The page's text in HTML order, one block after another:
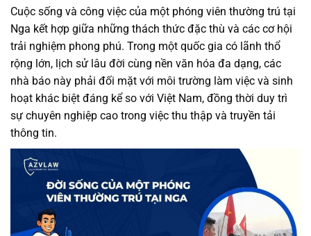
Cuộc sống và công việc của một phóng viên thường trú tại
Nga kết hợp giữa những thách thức đặc thù và các cơ hội
trải nghiệm phong phú. Trong một quốc gia có lãnh thổ
rộng lớn, lịch sử lâu đời cùng nền văn hóa đa dạng, các
nhà báo này phải đối mặt với môi trường làm việc và sinh
hoạt khác biệt đáng kể so với Việt Nam, đồng thời duy trì
sự chuyên nghiệp cao trong việc thu thập và truyền tải
thông tin.